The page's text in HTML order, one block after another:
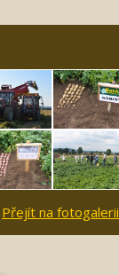
Přejít na fotogalerii